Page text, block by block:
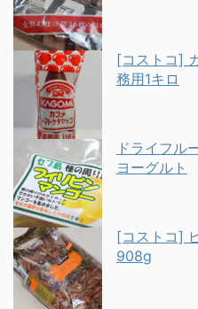
[コストコ]
務用1キロ
ドライフル
ヨーグルト
[コストコ]
908g